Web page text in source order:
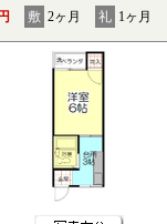
敷 2ヶ月 礼 1ヶ月